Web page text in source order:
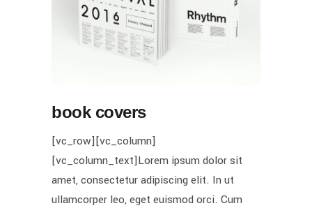
book covers
[vc_row][vc_column]
[vc_column_text]Lorem ipsum dolor sit
amet, consectetur adipiscing elit. In ut
ullamcorper leo, eget euismod orci. Cum